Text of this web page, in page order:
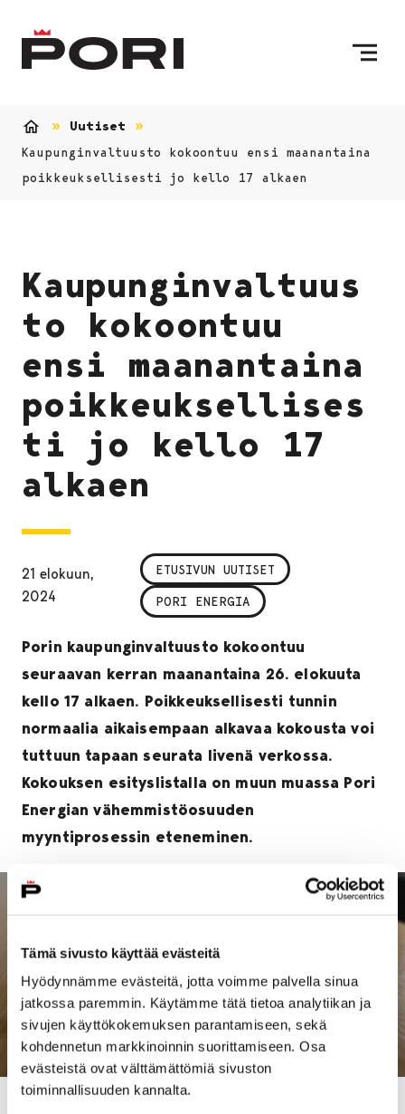
Tämä sivusto käyttää evästeitä
Hyödynnämme evästeitä, jotta voimme palvella sinua
jatkossa paremmin. Käytämme tätä tietoa analytiikan ja
sivujen käyttökokemuksen parantamiseen, sekä
kohdennetun markkinoinnin suorittamiseen. Osa
evästeistä ovat välttämättömiä sivuston
toiminnallisuuden kannalta.
Uutiset
Kaupunginvaltuusto kokoontuu ensi maanantaina
poikkeuksellisesti jo kello 17 alkaen
Kaupunginvaltuus
to kokoontuu
ensi maanantaina
poikkeuksellises
ti jo kello 17
alkaen
21 elokuun,
2024
ETUSIVUN UUTISET
PORI ENERGIA
Porin kaupunginvaltuusto kokoontuu
seuraavan kerran maanantaina 26. elokuuta
kello 17 alkaen. Poikkeuksellisesti tunnin
normaalia aikaisempaan alkavaa kokousta voi
tuttuun tapaan seurata livenä verkossa.
Kokouksen esityslistalla on muun muassa Pori
Energian vähemmistöosuuden
myyntiprosessin eteneminen.